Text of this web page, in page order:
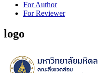
For Author
For Reviewer
logo